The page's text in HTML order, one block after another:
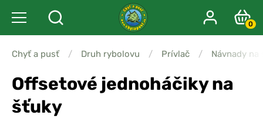
0
Chyť a pusť / Druh rybolovu / Prívlač / Návnady na
Offsetové jednoháčiky na
šťuky